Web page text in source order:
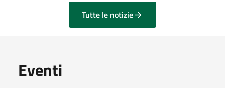
Tutte le notizie
Eventi